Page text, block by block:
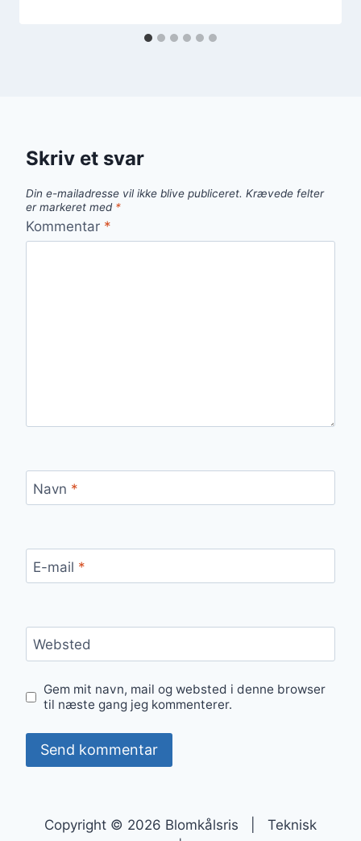
Skriv et svar
Din e-mailadresse vil ikke blive publiceret. Krævede felter
er markeret med *
Kommentar *
Navn *
E-mail *
Websted
Gem mit navn, mail og websted i denne browser
til næste gang jeg kommenterer.
Copyright © 2026 Blomkålsris | Teknisk